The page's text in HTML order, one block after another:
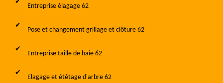
Entreprise élagage 62
Pose et changement grillage et clôture 62
Entreprise taille de haie 62
Elagage et étêtage d'arbre 62